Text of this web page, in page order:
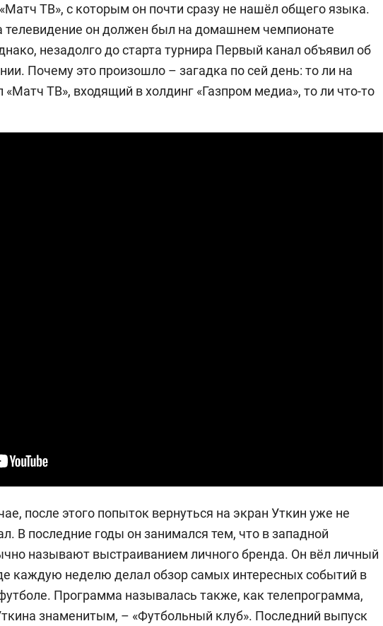
ТВ», с которым он почти сразу не нашёл общего языка.
телевидение он должен был на домашнем чемпионате
незадолго до старта турнира Первый канал объявил об
Почему это произошло – загадка по сей день: то ли на
«Матч ТВ», входящий в холдинг «Газпром медиа», то ли что-то
после этого попыток вернуться на экран Уткин уже не
В последние годы он занимался тем, что в западной
называют выстраиванием личного бренда. Он вёл личный
каждую неделю делал обзор самых интересных событий в
Программа называлась также, как телепрограмма,
знаменитым, – «Футбольный клуб». Последний выпуск